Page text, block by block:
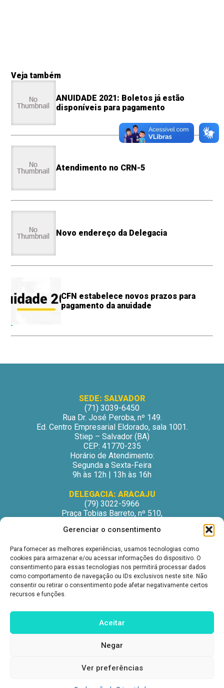
Gerenciar o consentimento
Para fornecer as melhores experiências, usamos tecnologias como
cookies para armazenar e/ou acessar informações do dispositivo. O
consentimento para essas tecnologias nos permitirá processar dados
como comportamento de navegação ou IDs exclusivos neste site. Não
consentir ou retirar o consentimento pode afetar negativamente certos
recursos e funções.
Aceitar
Negar
Ver preferências
Veja também
ANUIDADE 2021: Boletos já estão
disponíveis para pagamento
Atendimento no CRN-5
Novo endereço da Delegacia
CFN estabelece novos prazos para
pagamento da anuidade
SEDE: SALVADOR
(71) 3039-6450
Rua Dr. José Peroba, nº 149.
Ed. Centro Empresarial Eldorado, sala 1001.
Stiep – Salvador (BA)
CEP: 41770-235
Horário de Atendimento:
Segunda a Sexta-Feira
9h às 12h | 13h às 16h
DELEGACIA: ARACAJU
(79) 3022-5966
Praça Tobias Barreto, nº 510,
São José – Aracaju/SE
Horário de Atendimento:
Segunda a Sexta-Feira
9h às 12h | 13h às 16h
DELEGACIA: ITABUNA
Avenida Princesa Isabel, nº 395.
Ed. Itabuna Trade Center, sala 914.
São Caetano – Itabuna (BA)
Horário de Atendimento:
9h às 12h | 13h às 16h